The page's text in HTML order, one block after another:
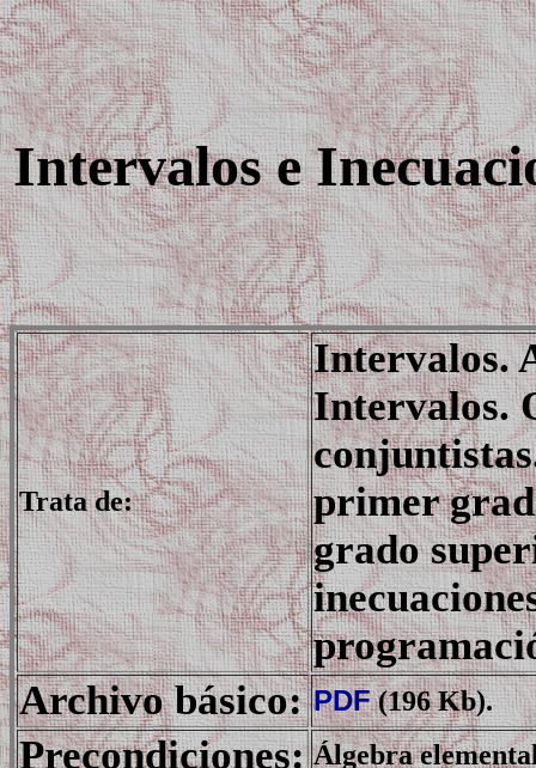
Intervalos e
Trata de:
Intervalos.
Intervalos.
primer
grado
Archivo básico: PDF(196 Kb).
Precondiciones: Álgebra